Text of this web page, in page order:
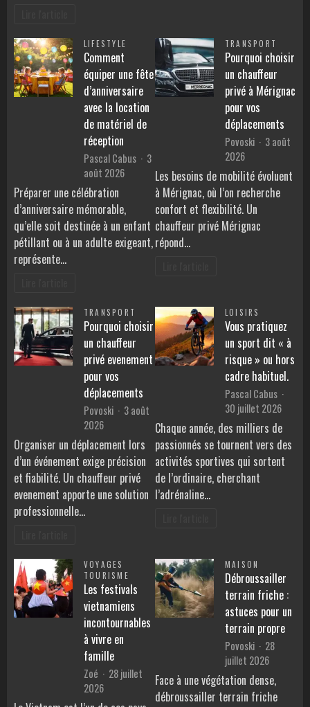
LIFESTYLE
Comment
équiper une fête
d’anniversaire
avec la location
de matériel de
réception
Pascal Cabus
3
août 2026
Préparer une célébration
d’anniversaire mémorable,
qu’elle soit destinée à un enfant
pétillant ou à un adulte exigeant,
représente…
TRANSPORT
Pourquoi choisir
un chauffeur
privé à Mérignac
pour vos
déplacements
Povoski
3 août
2026
Les besoins de mobilité évoluent
à Mérignac, où l’on recherche
confort et flexibilité. Un
chauffeur privé Mérignac
répond…
TRANSPORT
Pourquoi choisir
un chauffeur
privé evenement
pour vos
déplacements
Povoski
3 août
2026
Organiser un déplacement lors
d’un événement exige précision
et fiabilité. Un chauffeur privé
evenement apporte une solution
professionnelle…
LOISIRS
Vous pratiquez
un sport dit « à
risque » ou hors
cadre habituel.
Pascal Cabus
30 juillet 2026
Chaque année, des milliers de
passionnés se tournent vers des
activités sportives qui sortent
de l’ordinaire, cherchant
l’adrénaline…
VOYAGES
TOURISME
Les festivals
vietnamiens
incontournables
à vivre en
famille
Zoé
28 juillet
2026
MAISON
Débroussailler
terrain friche :
astuces pour un
terrain propre
Povoski
28
juillet 2026
Face à une végétation dense,
débroussailler terrain friche